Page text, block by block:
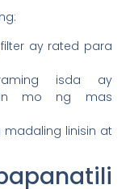
ay rated para
isda ay
mo ng mas
madaling linisin at